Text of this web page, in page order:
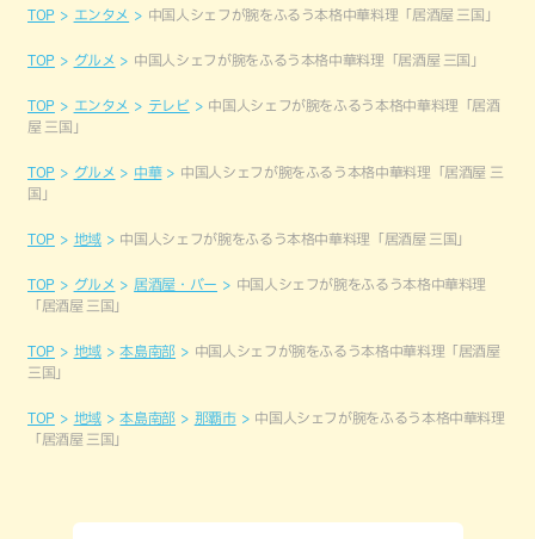
TOP エンタメ 中国人シェフが腕をふるう本格中華料理「居酒屋 三国」
TOP グルメ 中国人シェフが腕をふるう本格中華料理「居酒屋 三国」
TOP エンタメ テレビ
中国人シェフが腕をふるう本格中華料理「居酒
屋 三国」
TOP グルメ 中華
中国人シェフが腕をふるう本格中華料理「居酒屋 三
国」
TOP 地域 中国人シェフが腕をふるう本格中華料理「居酒屋 三国」
TOP グルメ 居酒屋・バー
中国人シェフが腕をふるう本格中華料理
「居酒屋 三国」
TOP 地域 本島南部
中国人シェフが腕をふるう本格中華料理「居酒屋
三国」
TOP 地域 本島南部 那覇市
中国人シェフが腕をふるう本格中華料理
「居酒屋 三国」